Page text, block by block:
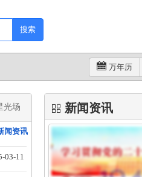
搜索
万年历
光场​
闻资讯
03-11
新闻资讯